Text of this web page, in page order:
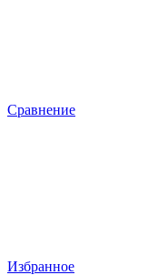
Сравнение
Избранное